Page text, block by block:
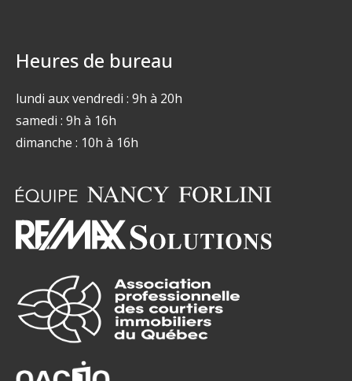
Heures de bureau
lundi aux vendredi : 9h à 20h
samedi : 9h à 16h
dimanche : 10h à 16h